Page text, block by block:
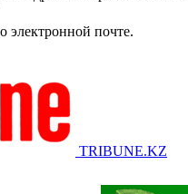
электронной почте.
TRIBUNE.KZ